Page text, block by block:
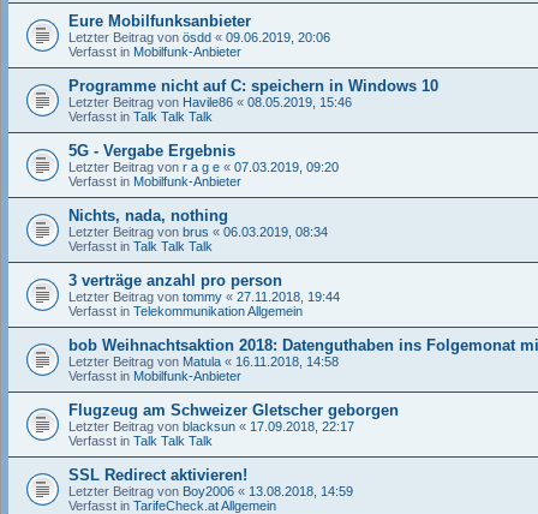
Eure Mobilfunksanbieter
Letzter Beitrag von ösdd « 09.06.2019, 20:06
Verfasst in Mobilfunk-Anbieter
Programme nicht auf C: speichern in Windows 10
Letzter Beitrag von Havile86 « 08.05.2019, 15:46
Verfasst in Talk Talk Talk
5G - Vergabe Ergebnis
Letzter Beitrag von r a g e « 07.03.2019, 09:20
Verfasst in Mobilfunk-Anbieter
Nichts, nada, nothing
Letzter Beitrag von brus « 06.03.2019, 08:34
Verfasst in Talk Talk Talk
3 verträge anzahl pro person
Letzter Beitrag von tommy « 27.11.2018, 19:44
Verfasst in Telekommunikation Allgemein
bob Weihnachtsaktion 2018: Datenguthaben ins Folgemonat
Letzter Beitrag von Matula « 16.11.2018, 14:58
Verfasst in Mobilfunk-Anbieter
Flugzeug am Schweizer Gletscher geborgen
Letzter Beitrag von blacksun « 17.09.2018, 22:17
Verfasst in Talk Talk Talk
SSL Redirect aktivieren!
Letzter Beitrag von Boy2006 « 13.08.2018, 14:59
Verfasst in TarifeCheck.at Allgemein